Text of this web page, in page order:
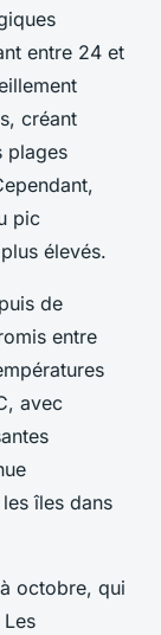
entre 24 et
créant
plages
pic
élevés.
de
entre
avec
îles dans
octobre, qui
Les